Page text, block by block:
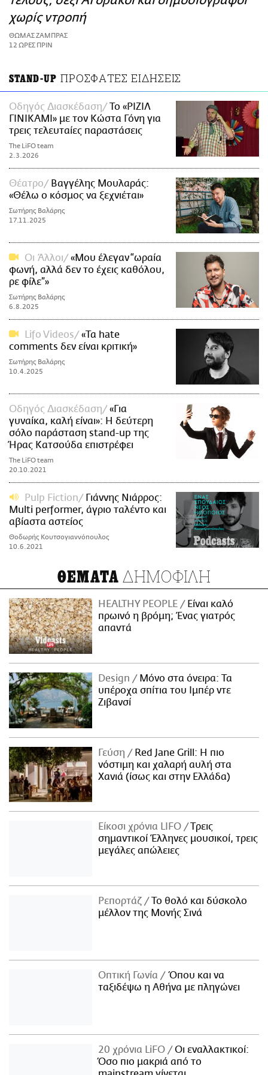
ΑΜΠΑ
PRINT
χωρίς ντροπή
ΘΩΜΑΣ ΖΑΜΠΡΑΣ
12 ΩΡΕΣ ΠΡΙΝ
STAND-UP ΠΡΟΣΦΑΤΕΣ ΕΙΔΗΣΕΙΣ
Οδηγός Διασκέδαση
Το «ΡΙΖΙΛ
ΓΙΝΙΚΑΜΙ» με τον Κώστα Γόνη για
τρεις τελευταίες παραστάσεις
The LiFO team
2.3.2026
Θέατρο
Βαγγέλης Μουλαράς:
«Θέλω ο κόσμος να ξεχνιέται»
Σωτήρης Βαλάρης
17.11.2025
Οι Άλλοι
«Μου έλεγαν “ωραία
φωνή, αλλά δεν το έχεις καθόλου,
ρε φίλε”»
Σωτήρης Βαλάρης
6.8.2025
Lifo Videos
«Τα hate
comments δεν είναι κριτική»
Σωτήρης Βαλάρης
10.4.2025
Οδηγός Διασκέδαση
«Για
γυναίκα, καλή είναι»: Η δεύτερη
σόλο παράσταση stand-up της
Ήρας Κατσούδα επιστρέφει
The LiFO team
20.10.2021
Pulp Fiction
Γιάννης Νιάρρος:
Multi performer, άγριο ταλέντο και
αβίαστα αστείος
Θοδωρής Κουτσογιαννόπουλος
10.6.2021
ΘΕΜΑΤΑ ΔΗΜΟΦΙΛΗ
HEALTHY PEOPLE
Είναι καλό
πρωινό η βρόμη; Ένας γιατρός
απαντά
Design
Μόνο στα όνειρα: Τα
υπέροχα σπίτια του Ιμπέρ ντε
Ζιβανσί
Γεύση
Red Jane Grill: Η πιο
νόστιμη και χαλαρή αυλή στα
Χανιά (ίσως και στην Ελλάδα)
Είκοσι χρόνια LIFO
Tρεις
σημαντικοί Έλληνες μουσικοί, τρεις
μεγάλες απώλειες
Ρεπορτάζ
Το θολό και δύσκολο
μέλλον της Μονής Σινά
Οπτική Γωνία
Όπου και να
ταξιδέψω η Αθήνα με πληγώνει
20 χρόνια LiFO
Οι εναλλακτικοί:
Όσο πιο μακριά από το